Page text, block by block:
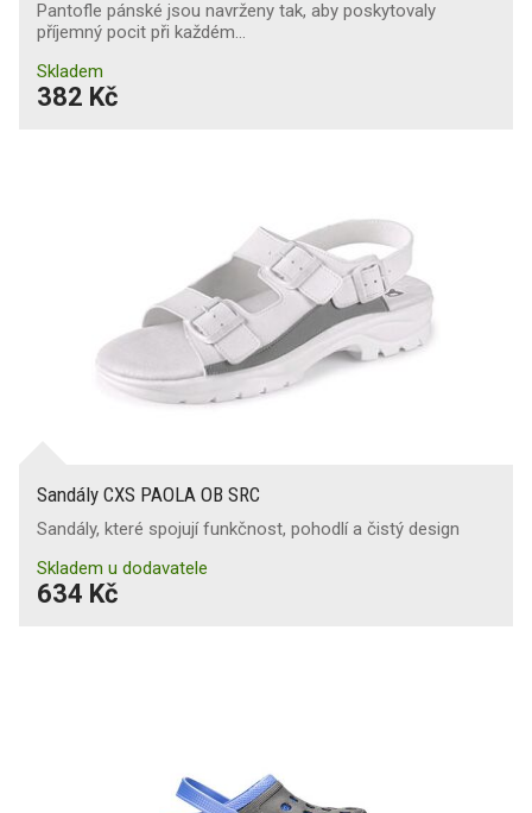
Pantofle pánské jsou navrženy tak, aby poskytovaly
příjemný pocit při každém…
Skladem
382 Kč
Sandály CXS PAOLA OB SRC
Sandály, které spojují funkčnost, pohodlí a čistý design
Skladem u dodavatele
634 Kč